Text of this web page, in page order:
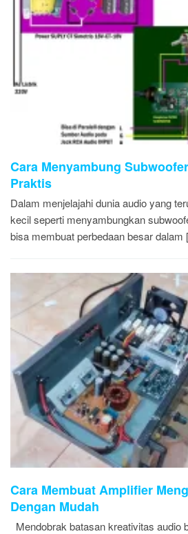
Cara Menyambung
Praktis
Dalam menjelajahi dunia audio yang
kecil seperti menyambungkan
bisa membuat perbedaan besar
Cara Membuat Amplifier
Dengan Mudah
Mendobrak batasan kreativitas audio